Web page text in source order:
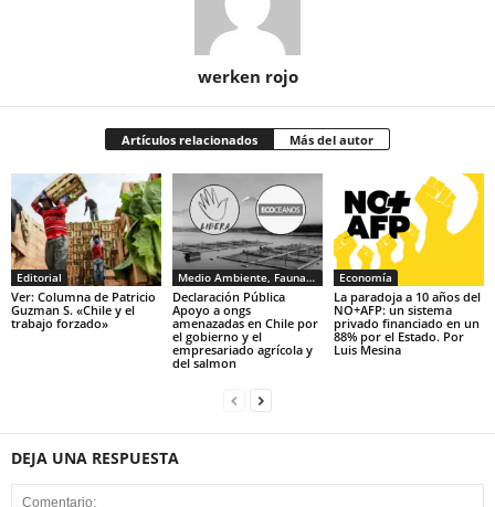
werken rojo
Artículos relacionados Más del autor
Editorial
Ver: Columna de Patricio
Guzman S. «Chile y el
trabajo forzado»
Medio Ambiente, Fauna y Sociedad
Declaración Pública
Apoyo a ongs
amenazadas en Chile por
el gobierno y el
empresariado agrícola y
del salmon
Economía
La paradoja a 10 años del
NO+AFP: un sistema
privado financiado en un
88% por el Estado. Por
Luis Mesina
DEJA UNA RESPUESTA